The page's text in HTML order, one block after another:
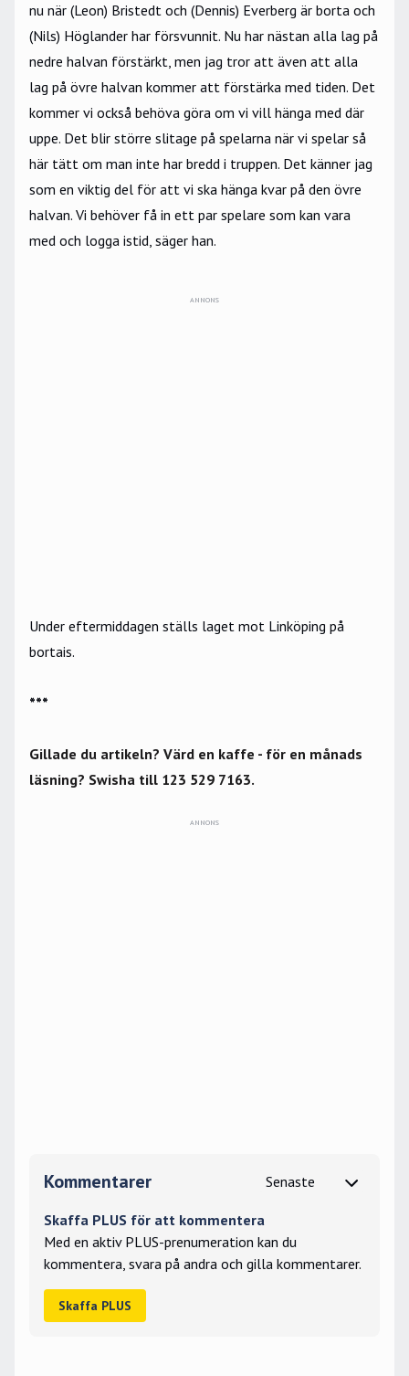
nu när (Leon) Bristedt och (Dennis) Everberg är borta och
(Nils) Höglander har försvunnit. Nu har nästan alla lag på
nedre halvan förstärkt, men jag tror att även att alla
lag på övre halvan kommer att förstärka med tiden. Det
kommer vi också behöva göra om vi vill hänga med där
uppe. Det blir större slitage på spelarna när vi spelar så
här tätt om man inte har bredd i truppen. Det känner jag
som en viktig del för att vi ska hänga kvar på den övre
halvan. Vi behöver få in ett par spelare som kan vara
med och logga istid, säger han.
ANNONS
Under eftermiddagen ställs laget mot Linköping på
bortais.
***
Gillade du artikeln? Värd en kaffe - för en månads
läsning? Swisha till 123 529 7163.
Kommentarer
Skaffa PLUS för att kommentera
Med en aktiv PLUS-prenumeration kan du
kommentera, svara på andra och gilla kommentarer.
Skaffa PLUS